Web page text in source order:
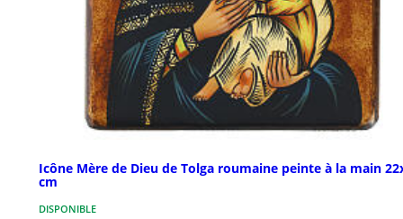
Icône Mère de Dieu de Tolga roumaine peinte à la main
cm
DISPONIBLE